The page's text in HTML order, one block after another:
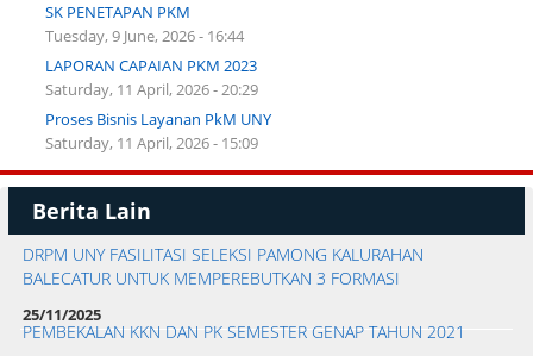
SK PENETAPAN PKM
Tuesday, 9 June, 2026 - 16:44
LAPORAN CAPAIAN PKM 2023
Saturday, 11 April, 2026 - 20:29
Proses Bisnis Layanan PkM UNY
Saturday, 11 April, 2026 - 15:09
Berita Lain
DRPM UNY FASILITASI SELEKSI PAMONG KALURAHAN
BALECATUR UNTUK MEMPEREBUTKAN 3 FORMASI
25/11/2025
PEMBEKALAN KKN DAN PK SEMESTER GENAP TAHUN 2021